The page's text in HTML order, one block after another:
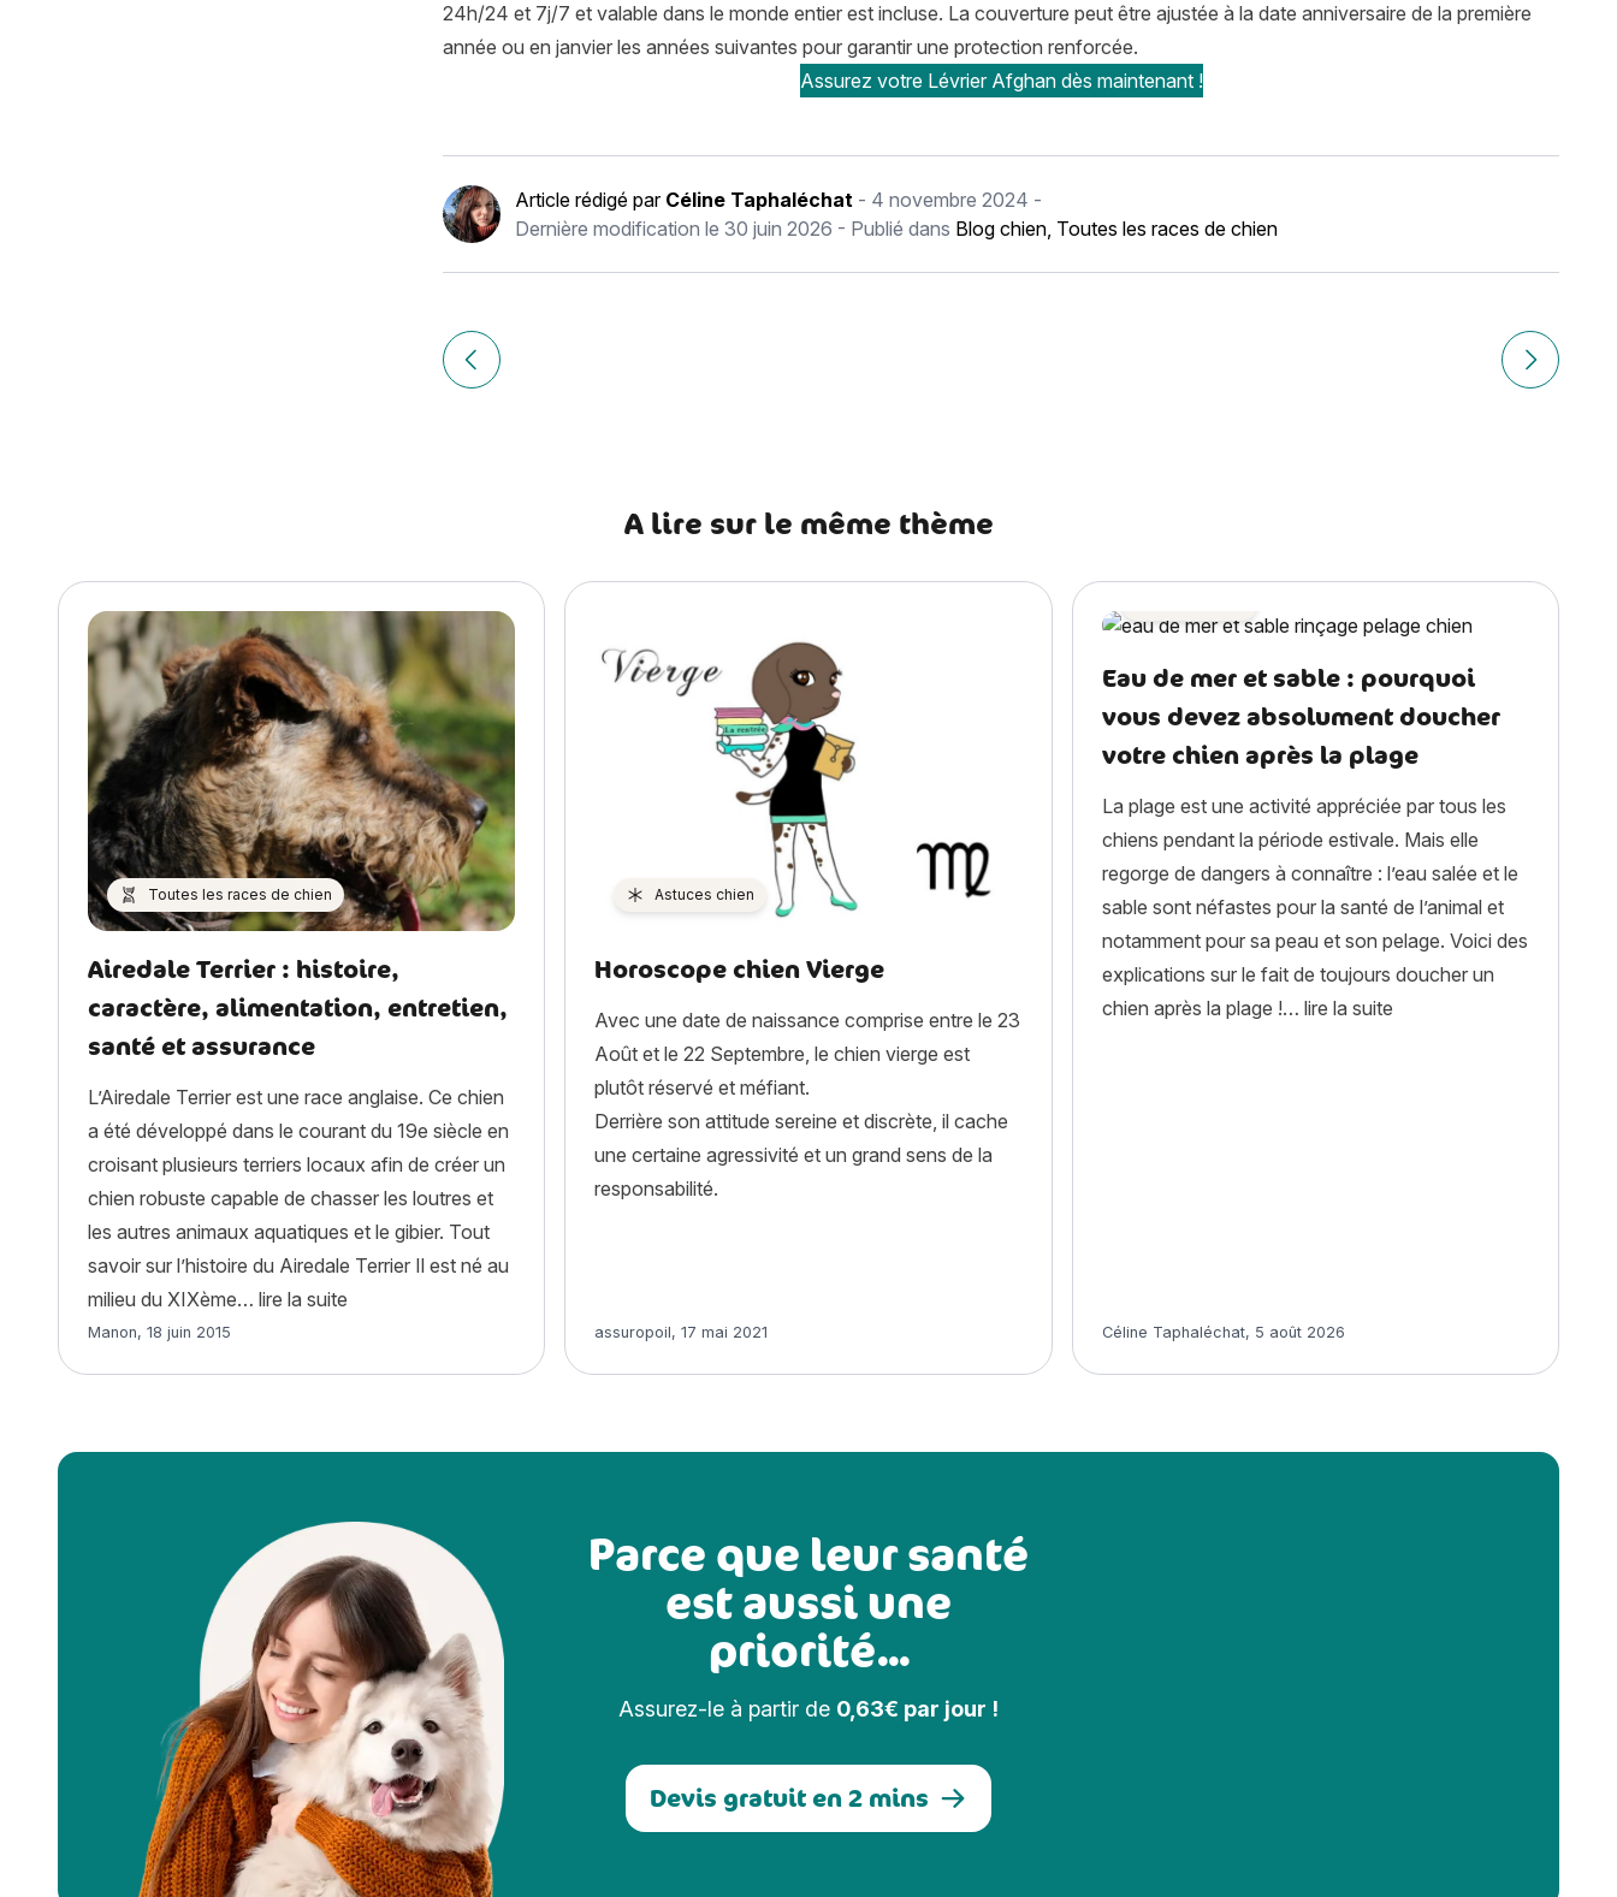
24h/24 et 7j/7 et valable dans le monde entier est incluse. La couverture peut être ajustée à la date anniversaire de la première
année ou en janvier les années suivantes pour garantir une protection renforcée.
Assurez votre Lévrier Afghan dès maintenant !
Article rédigé par Céline Taphaléchat - 4 novembre 2024 -
Dernière modification le 30 juin 2026 - Publié dans Blog chien, Toutes les races de chien
Navigation
de
Article précédent 8 choses à savoir sur les chats roux Article
A lire sur le même thème
Toutes les races de chien
Airedale Terrier : histoire,
caractère, alimentation, entretien,
santé et assurance
L’Airedale Terrier est une race anglaise. Ce chien
a été développé dans le courant du 19e siècle en
croisant plusieurs terriers locaux afin de créer un
chien robuste capable de chasser les loutres et
les autres animaux aquatiques et le gibier. Tout
savoir sur l’histoire du Airedale Terrier Il est né au
milieu du XIXème… lire la suite
Article rédigé par
Manon, 18 juin 2015
Astuces chien
Horoscope chien Vierge
Avec une date de naissance comprise entre le 23
Août et le 22 Septembre, le chien vierge est
plutôt réservé et méfiant.
Derrière son attitude sereine et discrète, il cache
une certaine agressivité et un grand sens de la
responsabilité.
Article rédigé par
assuropoil,17 mai 2021
Eau de mer et sable : pourquoi
vous devez absolument doucher
votre chien après la plage
La plage est une activité appréciée par tous les
chiens pendant la période estivale. Mais elle
regorge de dangers à connaître : l’eau salée et le
sable sont néfastes pour la santé de l’animal et
notamment pour sa peau et son pelage. Voici des
explications sur le fait de toujours doucher un
chien après la plage !… lire la suite« Eau de mer et sable :
Article rédigé par
Céline Taphaléchat, 5 août 2026
Parce que leur santé
est aussi une
priorité...
Assurez-le à partir de 0,63€ par jour !
Devis gratuit en 2 mins